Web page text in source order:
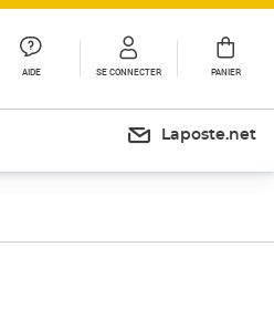
AIDE SE CONNECTER PANIER
Laposte.net